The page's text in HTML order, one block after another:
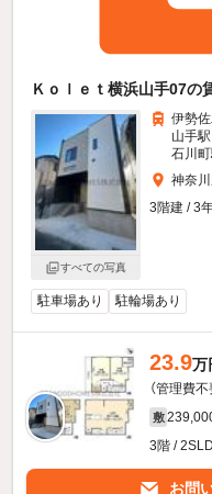
Ｋｏｌｅｔ横浜山手07の
すべての写真
伊勢
山手
石川
神奈
3階建 / 3
駐車場あり 駐輪場あり
23.9万
（管理費不
敷
3階 /
お問